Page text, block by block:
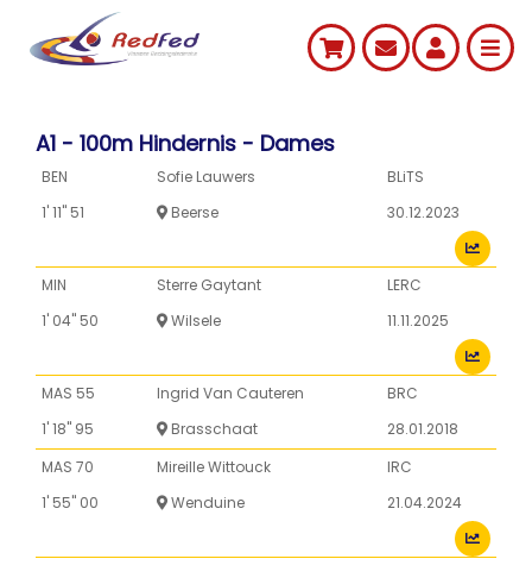
A1 - 100m Hindernis - Dames
BEN Sofie Lauwers
BLiTS
1' 11'' 51
Beerse 30.12.2023
MIN Sterre Gaytant
LERC
1' 04'' 50
Wilsele 11.11.2025
MAS 55 Ingrid Van Cauteren
BRC
1' 18'' 95
Brasschaat
28.01.2018
MAS 70
Mireille Wittouck
IRC
1' 55'' 00
Wenduine 21.04.2024